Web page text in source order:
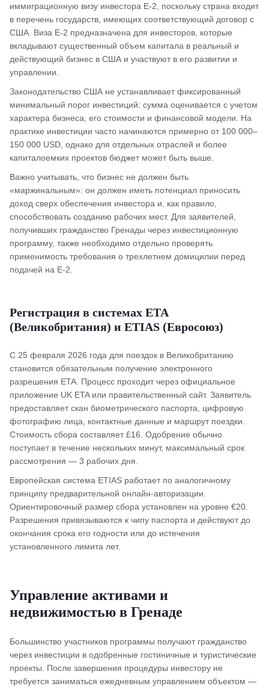
иммиграционную визу инвестора E-2, поскольку страна входит
в перечень государств, имеющих соответствующий договор с
США. Виза E-2 предназначена для инвесторов, которые
вкладывают существенный объем капитала в реальный и
действующий бизнес в США и участвуют в его развитии и
управлении.
Законодательство США не устанавливает фиксированный
минимальный порог инвестиций: сумма оценивается с учетом
характера бизнеса, его стоимости и финансовой модели. На
практике инвестиции часто начинаются примерно от 100 000–
150 000 USD, однако для отдельных отраслей и более
капиталоемких проектов бюджет может быть выше.
Важно учитывать, что бизнес не должен быть
«маржинальным»: он должен иметь потенциал приносить
доход сверх обеспечения инвестора и, как правило,
способствовать созданию рабочих мест. Для заявителей,
получивших гражданство Гренады через инвестиционную
программу, также необходимо отдельно проверять
применимость требования о трехлетнем домицилии перед
подачей на E-2.
Регистрация в системах ETA
(Великобритания) и ETIAS (Евросоюз)
С 25 февраля 2026 года для поездок в Великобританию
становится обязательным получение электронного
разрешения ETA. Процесс проходит через официальное
приложение UK ETA или правительственный сайт. Заявитель
предоставляет скан биометрического паспорта, цифровую
фотографию лица, контактные данные и маршрут поездки.
Стоимость сбора составляет £16. Одобрение обычно
поступает в течение нескольких минут, максимальный срок
рассмотрения — 3 рабочих дня.
Европейская система ETIAS работает по аналогичному
принципу предварительной онлайн-авторизации.
Ориентировочный размер сбора установлен на уровне €20.
Разрешения привязываются к чипу паспорта и действуют до
окончания срока его годности или до истечения
установленного лимита лет.
Управление активами и
недвижимостью в Гренаде
Большинство участников программы получают гражданство
через инвестиции в одобренные гостиничные и туристические
проекты. После завершения процедуры инвестору не
требуется заниматься ежедневным управлением объектом —